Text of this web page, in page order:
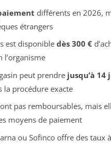
différents en 2026,
étrangers
est disponible dès 300 €
l’organisme
peut prendre jusqu’à 14
la procédure exacte
pas remboursables, mais
moyens de paiement
ou Sofinco offre des taux